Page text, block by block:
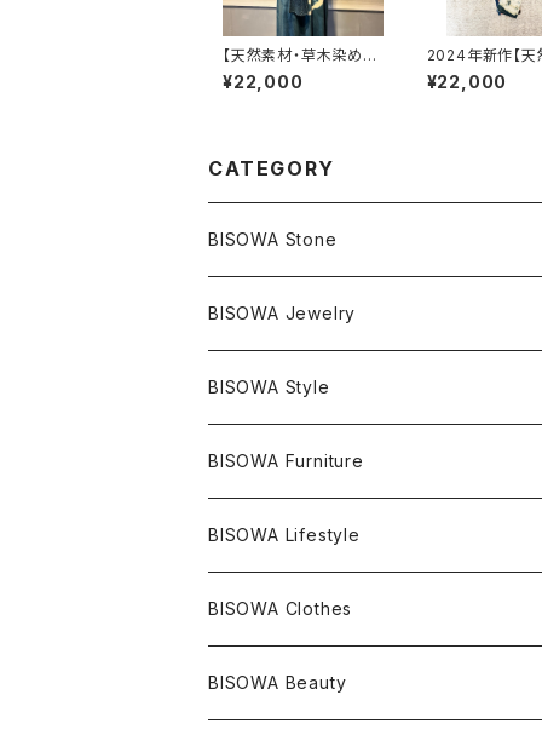
【天然素材・草木染め】
ヘンプオーガニックコッ
トンリネンストール
¥22,000
2024年新作【天
材・草木染め】
pants ヘンプコ
¥22,000
CATEGORY
BISOWA Stone
マスタークリスタル / 水晶
エレスチャル
ライトニング
石の種類別
アメジスト
アクアマリン
産地別
ヒマラヤ
ブラジル
BISOWA Jewelry
ネックレス／ペンダント
宇佐美聖子
絹麻 ~kenma~
ピアス
宇佐美聖子
Others
ブレスレット
宇佐美聖子
Others
リング
サンキャッチャー
BISOWA Style
ONE PIECE
ヘンプ
オーガニックコットン
PANTS
ヘンプ
オーガニックコットン
T-SHIRT
オーガニックコットン
leggings
BISOWA Furniture
のるすく
BISOWA Lifestyle
Music
宇佐美聖子
浄化アイテム
BISOWA Clothes
麻
BISOWA Beauty